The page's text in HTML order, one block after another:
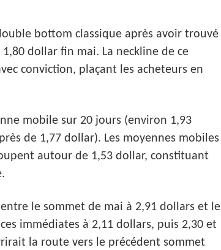
bottom classique après avoir trouvé
dollar fin mai. La neckline de ce
conviction, plaçant les acheteurs en
mobile sur 20 jours (environ 1,93
de 1,77 dollar). Les moyennes mobiles
autour de 1,53 dollar, constituant
le sommet de mai à 2,91 dollars et le
immédiates à 2,11 dollars, puis 2,30 et
la route vers le précédent sommet